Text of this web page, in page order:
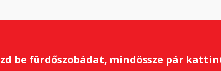
be fürdőszobádat, mindössze pár